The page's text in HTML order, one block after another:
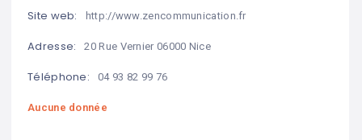
Site web: http://www.zencommunication.fr
Adresse: 20 Rue Vernier 06000 Nice
Téléphone: 04 93 82 99 76
Aucune donnée